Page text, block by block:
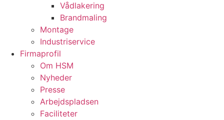
Vådlakering
Brandmaling
Montage
Industriservice
Firmaprofil
Om HSM
Nyheder
Presse
Arbejdspladsen
Faciliteter